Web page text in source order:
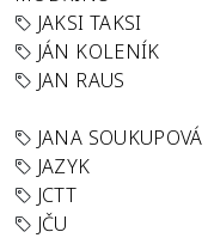
JAKSI TAKSI
JÁN KOLENÍK
JAN RAUS
JANA SOUKUPOVÁ
JAZYK
JCTT
JČU